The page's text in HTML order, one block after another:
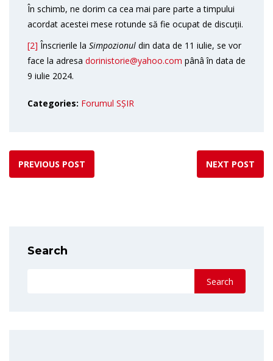
În schimb, ne dorim ca cea mai pare parte a timpului
acordat acestei mese rotunde să fie ocupat de discuții.
[2] Înscrierile la Simpozionul din data de 11 iulie, se vor
face la adresa dorinistorie@yahoo.com pânâ în data de
9 iulie 2024.
Categories: Forumul SȘIR
PREVIOUS POST NEXT POST
Search
Search